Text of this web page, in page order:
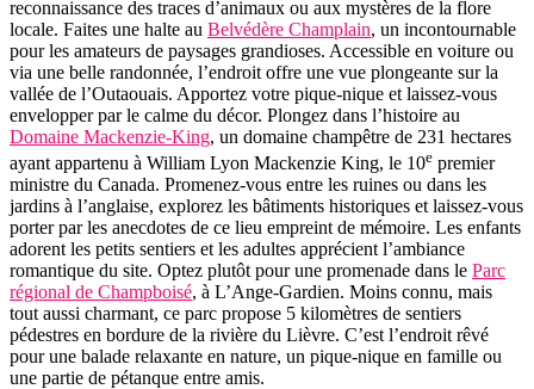
reconnaissance des traces d’animaux ou aux mystères de la flore
locale. Faites une halte au Belvédère Champlain, un incontournable
pour les amateurs de paysages grandioses. Accessible en voiture ou
via une belle randonnée, l’endroit offre une vue plongeante sur la
vallée de l’Outaouais. Apportez votre pique-nique et laissez-vous
envelopper par le calme du décor. Plongez dans l’histoire au
Domaine Mackenzie-King, un domaine champêtre de 231 hectares
ayant appartenu à William Lyon Mackenzie King, le 10e premier
ministre du Canada. Promenez-vous entre les ruines ou dans les
jardins à l’anglaise, explorez les bâtiments historiques et laissez-vous
porter par les anecdotes de ce lieu empreint de mémoire. Les enfants
adorent les petits sentiers et les adultes apprécient l’ambiance
romantique du site. Optez plutôt pour une promenade dans le Parc
régional de Champboisé, à L’Ange-Gardien. Moins connu, mais
tout aussi charmant, ce parc propose 5 kilomètres de sentiers
pédestres en bordure de la rivière du Lièvre. C’est l’endroit rêvé
pour une balade relaxante en nature, un pique-nique en famille ou
une partie de pétanque entre amis.